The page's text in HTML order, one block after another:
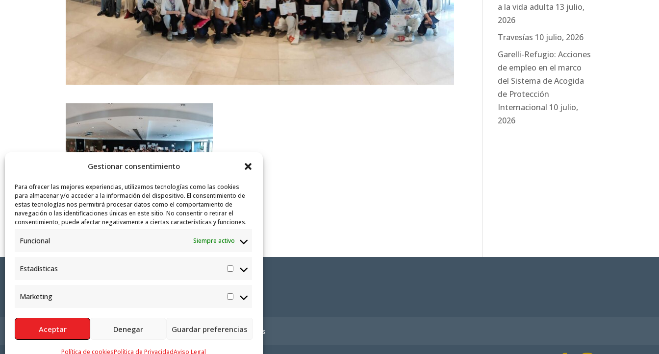
Gestionar consentimiento
Para ofrecer las mejores experiencias, utilizamos tecnologías como las cookies
para almacenar y/o acceder a la información del dispositivo. El consentimiento de
estas tecnologías nos permitirá procesar datos como el comportamiento de
navegación o las identificaciones únicas en este sitio. No consentir o retirar el
consentimiento, puede afectar negativamente a ciertas características y funciones.
Funcional Siempre activo
Estadísticas
Estadísticas
Marketing
Marketing
Aceptar Denegar Guardar preferencias
Política de cookiesPolítica de PrivacidadAviso Legal
a la vida adulta 13 julio,
2026
Travesías 10 julio, 2026
Garelli-Refugio: Acciones
de empleo en el marco
del Sistema de Acogida
de Protección
Internacional 10 julio,
2026
Política de Privacidad Aviso Legal Política de cookies